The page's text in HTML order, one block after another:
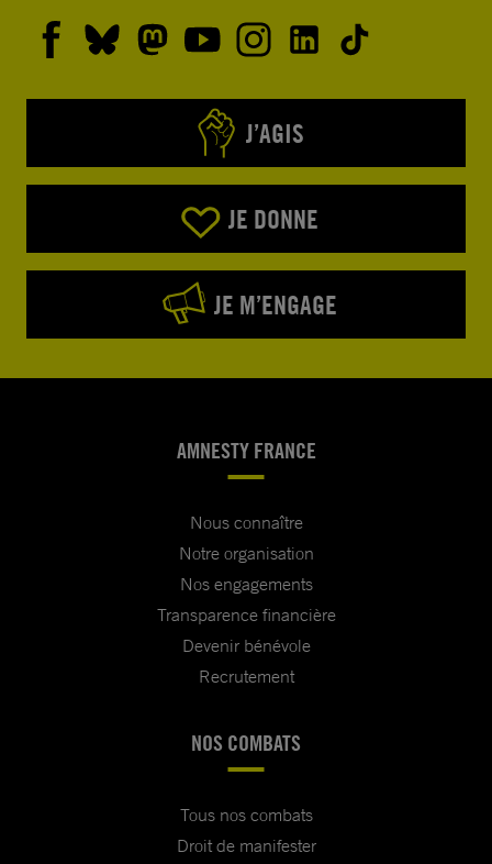
J’AGIS
JE DONNE
JE M’ENGAGE
AMNESTY FRANCE
Nous connaître
Notre organisation
Nos engagements
Transparence financière
Devenir bénévole
Recrutement
NOS COMBATS
Tous nos combats
Droit de manifester